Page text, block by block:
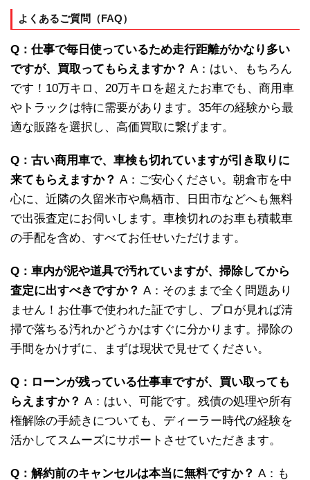
よくあるご質問（FAQ）
Q：仕事で毎日使っているため走行距離がかなり多い
ですが、買取ってもらえますか？ A：はい、もちろん
です！10万キロ、20万キロを超えたお車でも、商用車
やトラックは特に需要があります。35年の経験から最
適な販路を選択し、高価買取に繋げます。
Q：古い商用車で、車検も切れていますが引き取りに
来てもらえますか？ A：ご安心ください。朝倉市を中
心に、近隣の久留米市や鳥栖市、日田市などへも無料
で出張査定にお伺いします。車検切れのお車も積載車
の手配を含め、すべてお任せいただけます。
Q：車内が泥や道具で汚れていますが、掃除してから
査定に出すべきですか？ A：そのままで全く問題あり
ません！お仕事で使われた証ですし、プロが見れば清
掃で落ちる汚れかどうかはすぐに分かります。掃除の
手間をかけずに、まずは現状で見せてください。
Q：ローンが残っている仕事車ですが、買い取っても
らえますか？ A：はい、可能です。残債の処理や所有
権解除の手続きについても、ディーラー時代の経験を
活かしてスムーズにサポートさせていただきます。
Q：解約前のキャンセルは本当に無料ですか？ A：も